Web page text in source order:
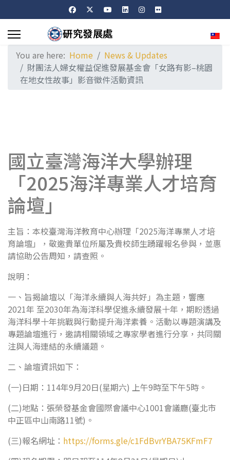
You are here: Home
News & Updates
財團法人婦女權益促進發展基金會「女路有影–桃園
在地女性故事」影音徵件活動資訊
國立臺灣海洋大學辦理
「2025海洋專業人才培育
論壇」
主旨：本校臺灣海洋教育中心辦理「2025海洋專業人才培
育論壇」，敬邀貴單位所屬及貴校師生踴躍報名參與，並惠
請協助公告周知，請查照。
說明：
一、旨揭論壇以「海洋永續與人海共好」為主題，響應
2021年 至2030年為海洋科學促進永續發展十年，期盼透過
海洋科學十年挑戰與行動提升海洋素養。活動以專題演講及
專題論壇進行，邀請相關領域之專家學者進行分享，共同關
注與人海連結的永續議題。
二、論壇資訊如下：
(一)日期：114年9月20日(星期六) 上午9時至下午5時。
(二)地點：張榮發基金會國際會議中心1001會議廳(臺北市
中正區中山南路11號)。
(三)報名網址： https://forms.gle/c1FdBvrYBA75KFmF7